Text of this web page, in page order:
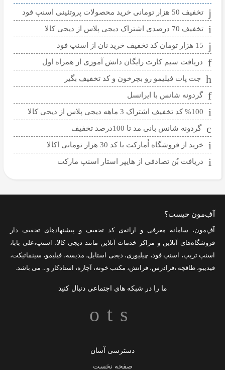
تخفیف 50 هزار تومانی خرید محصولات پروتئینی اسنپ فود
تخفیف 70 درصدی اشتراک دیجی پلاس از دیجی کالا
15 هزار تومان کد تخفیف خرید نان از اسنپ فود
دریافت سیم کارت رایگان دانش آموزی از همراه اول
جت پات فیلیمو رو بچرخون و کد تخفیف بگیر
گردونه شانس با ایرانسل
%100 کد تخفیف اشتراک 3 ماهه دیجی پلاس از دیجی کالا
گردونه شانس بانی مد تا 100درصد تخفیف
خرید از فروشگاه اُمارکت با کد 30 هزار تومانی اکالا
دریافت بُن تصادفی از هایپر استار اسنپ مارکت
آفِ‌مون چیست؟
آفِ‌مون، سامانه معرفی و ارائه‌یکد تخفیف و پیشنهادهای تخفیف دار
فروشگاه‌های آنلاین و مراکز خدمات آنلاین مانند دیجی کالا، اسنپ،علی بابا،
اسنپ تریپ، اسنپ فود، چیلیوری، دیجی استایل، مدیسه، فیلیمو، سینماتیکت،
فیدیبو، طاقچه ،فرادرس، فرانش، مکتب خونه، آچاره، استادکار و... می باشد.
ما را در شبکه های اجتماعی دنبال کنید
دسترسی آسان
صفحه نخست